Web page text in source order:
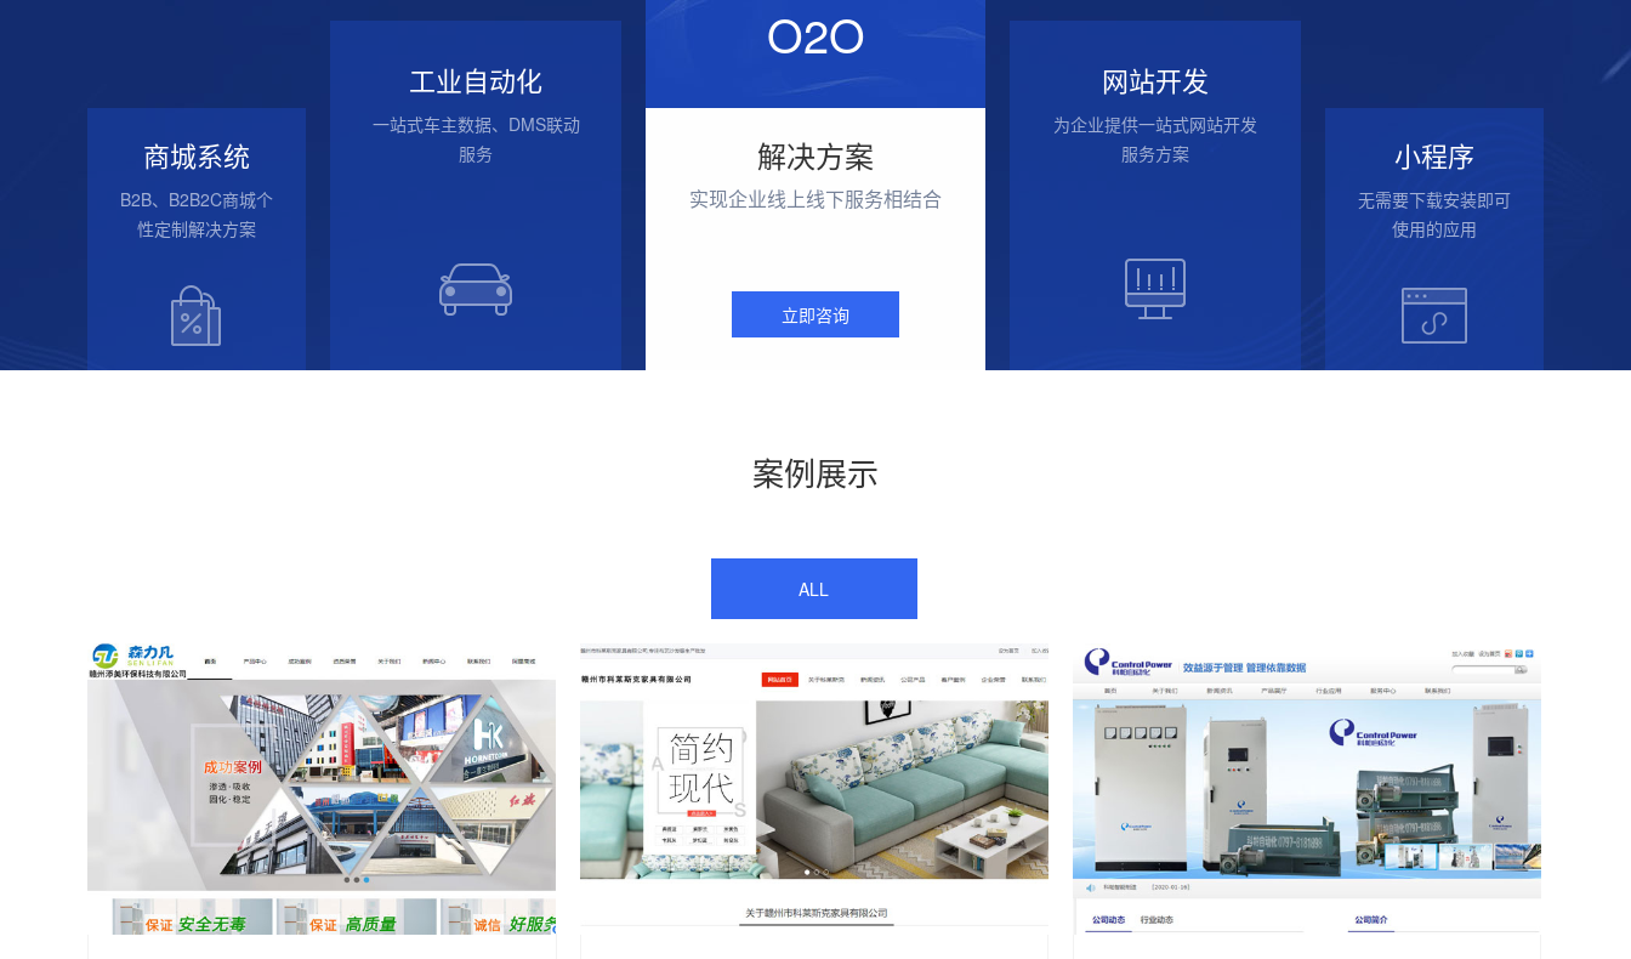
商城系统
B2B、B2B2C商城个
性定制解决方案
工业自动化
一站式车主数据、DMS联动
服务
O2O
解决方案
实现企业线上线下服务相结合
立即咨询
网站开发
为企业提供一站式网站开发
服务方案
小程序
无需要下载安装即可
使用的应用
案例展示
ALL